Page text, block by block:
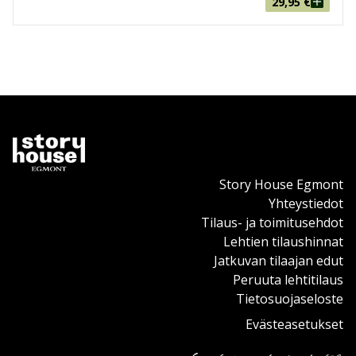
Story House Egmont
Yhteystiedot
Tilaus- ja toimitusehdot
Lehtien tilaushinnat
Jatkuvan tilaajan edut
Peruuta lehtitilaus
Tietosuojaseloste
Evästeasetukset